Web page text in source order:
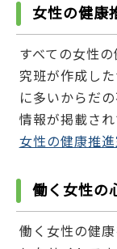
女性の健康
すべての女性
究班が作成し
に多いからだ
情報が掲載され
女性の健康推
働く女性の
働く女性の健